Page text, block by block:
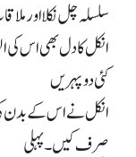
سلسلہ چل نکلا اور
انکل کا دل بھی اس کی
کئی دوپہریں
انکل نے اس کے بدن کی
صرف کیں۔ پہلی